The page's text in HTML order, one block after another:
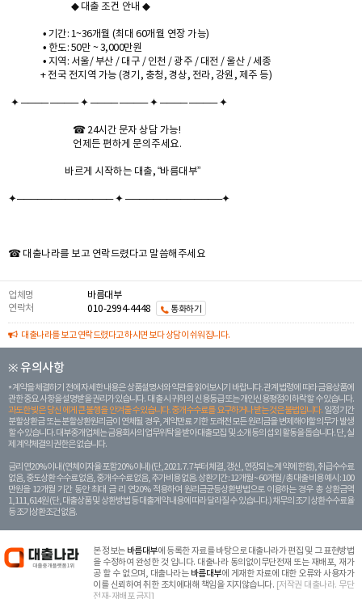
◆ 대출 조건 안내 ◆
• 기간: 1~36개월 (최대 60개월 연장 가능)
• 한도: 50만 ~ 3,000만원
• 지역: 서울/ 부산 / 대구 / 인천 / 광주 / 대전 / 울산 / 세종
+ 전국 전지역 가능 (경기, 충청, 경상, 전라, 강원, 제주 등)
✦ ──── ──── ✦ ──── ──── ✦ ──── ──── ✦
☎ 24시간 문자 상담 가능!
언제든 편하게 문의주세요.
바르게 시작하는 대출, “바름대부”
✦────────────── ✦ ──────────────✦
☎ 대출나라를 보고 연락드렸다고 말씀해주세요
업체명
바름대부
연락처
010-2994-4448 통화하기
대출나라를 보고 연락드렸다고 하시면 보다 상담이 쉬워집니다.
※ 유의사항
계약을 체결하기 전에 자세한 내용은 상품설명서와 약관을 읽어보시기 바랍니다. 관계 법령에 따라 금융상품에
관한 중요 사항을 설명받을 권리가 있습니다. 대 출 시 귀하의 신용등급 또는 개인신용평점이 하락할 수 있습니다.
과도한 빚은 당신 에게 큰 불행을 안겨줄 수 있습니다. 중개수수료를 요구하거나 받는 것은 불법입니다. 일정 기간
분할상환금 또는 분할상환원리금이 연체될 경우, 계약만료 기한 도래전 모든 원리금을 변제해야할 의무가 발생
할 수 있습니다. 대부중개업체는 금융회사의 업무위탁을 받아 대출모집 및 소개 등의 섭외 활동을 돕습니다. 단, 실
제 계약체결의 권한은 없습니다.
금리 연20% 이내 (연체이자율 포함 20% 이내) (단, 2021. 7. 7부터 체결, 갱신, 연장되는 계 약에 한함), 취급수수료
없음, 중도상환 수수료 없음, 중개수수료 없음, 추가비용 없음. 상환기간 : 12개월 ~ 60개월 / 총 대출 비용 예시 : 100
만원을 12개월 기간 동안 최대 금 리 연20% 적용하여 원리금균등상환방법으로 이용하는 경우 총 상환금액
1,111,614원 (단, 대출상품 및 상환방법 등 대출계약 내용에 따라 달라질 수 있습니다.) 채무의 조기 상환수수료율
등 조기상환조건 없음.
본 정보는 바름대부에 등록한 자료를 바탕으로 대출나라가 편집 및 그 표현방법
을 수정하여 완성한 것 입니다. 대출나라 동의없이무단전재 또는 재배포, 재가
공 할 수 없으며, 대출나라는 바름대부에 게재한 자료에 대한 오류와 사용자가
이를 신뢰하여 취한 조치에대해 책임을 지지않습니다. [저작권 대출나라. 무단
전재-재배포 금지]